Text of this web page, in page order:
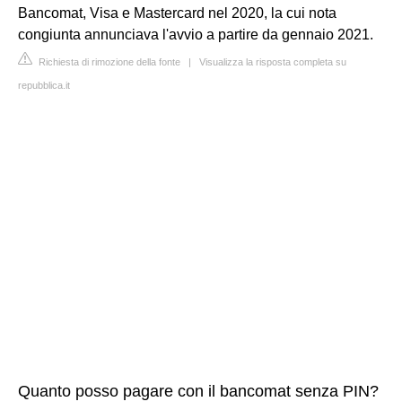
Bancomat, Visa e Mastercard nel 2020, la cui nota
congiunta annunciava l'avvio a partire da gennaio 2021.
Richiesta di rimozione della fonte | Visualizza la risposta completa su
repubblica.it
Quanto posso pagare con il bancomat senza PIN?